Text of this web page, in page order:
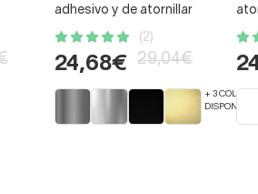
adhesivo y de atornillar
(2)
24,68€ 29,04€
+ 3